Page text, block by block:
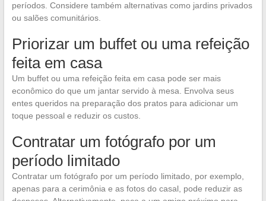
períodos. Considere também alternativas como jardins privados
ou salões comunitários.
Priorizar um buffet ou uma refeição
feita em casa
Um buffet ou uma refeição feita em casa pode ser mais
econômico do que um jantar servido à mesa. Envolva seus
entes queridos na preparação dos pratos para adicionar um
toque pessoal e reduzir os custos.
Contratar um fotógrafo por um
período limitado
Contratar um fotógrafo por um período limitado, por exemplo,
apenas para a cerimônia e as fotos do casal, pode reduzir as